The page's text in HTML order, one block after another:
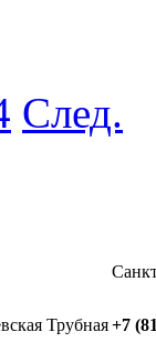
След.
Трубная+7